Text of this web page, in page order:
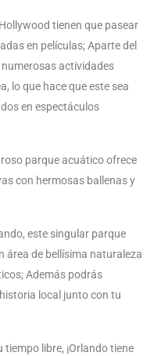
tienen que pasear
en películas; Aparte del
actividades
lo que hace que este sea
en espectáculos
parque acuático ofrece
con hermosas ballenas y
este singular parque
área de bellísima naturaleza
Además podrás
local junto con tu
libre, ¡Orlando tiene